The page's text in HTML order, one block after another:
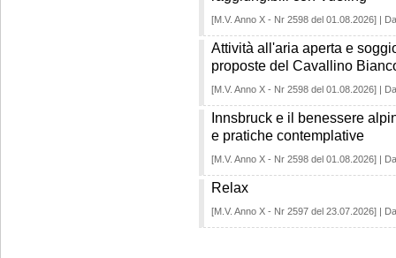
[M.V. Anno X - Nr 2598 del 01.08.2026] |
Attività all'aria aperta e
proposte del Cavallino
[M.V. Anno X - Nr 2598 del 01.08.2026] |
Innsbruck e il benessere
e pratiche contemplative
[M.V. Anno X - Nr 2598 del 01.08.2026] |
Relax
[M.V. Anno X - Nr 2597 del 23.07.2026] |